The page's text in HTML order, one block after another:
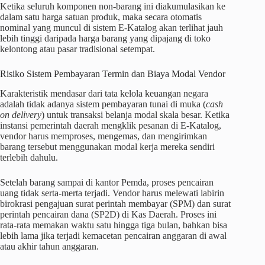
Ketika seluruh komponen non-barang ini diakumulasikan ke
dalam satu harga satuan produk, maka secara otomatis
nominal yang muncul di sistem E-Katalog akan terlihat jauh
lebih tinggi daripada harga barang yang dipajang di toko
kelontong atau pasar tradisional setempat.
Risiko Sistem Pembayaran Termin dan Biaya Modal Vendor
Karakteristik mendasar dari tata kelola keuangan negara
adalah tidak adanya sistem pembayaran tunai di muka (cash
on delivery) untuk transaksi belanja modal skala besar. Ketika
instansi pemerintah daerah mengklik pesanan di E-Katalog,
vendor harus memproses, mengemas, dan mengirimkan
barang tersebut menggunakan modal kerja mereka sendiri
terlebih dahulu.
Setelah barang sampai di kantor Pemda, proses pencairan
uang tidak serta-merta terjadi. Vendor harus melewati labirin
birokrasi pengajuan surat perintah membayar (SPM) dan surat
perintah pencairan dana (SP2D) di Kas Daerah. Proses ini
rata-rata memakan waktu satu hingga tiga bulan, bahkan bisa
lebih lama jika terjadi kemacetan pencairan anggaran di awal
atau akhir tahun anggaran.